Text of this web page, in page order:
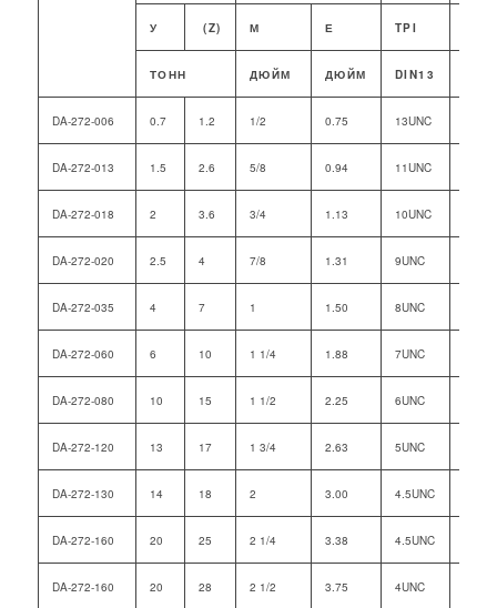
У (Z) М Е TPI
ТОНН ДЮЙМ ДЮЙМ DIN13
DA-272-006 0.7 1.2 1/2 0.75 13UNC
DA-272-013 1.5 2.6 5/8 0.94 11UNC
DA-272-018 2 3.6 3/4 1.13 10UNC
DA-272-020 2.5 4 7/8 1.31 9UNC
DA-272-035 4 7 1 1.50 8UNC
DA-272-060 6 10 1 1/4 1.88 7UNC
DA-272-080 10 15 1 1/2 2.25 6UNC
DA-272-120 13 17 1 3/4 2.63 5UNC
DA-272-130 14 18 2 3.00 4.5UNC
DA-272-160 20 25 2 1/4 3.38 4.5UNC
DA-272-160 20 28 2 1/2 3.75 4UNC